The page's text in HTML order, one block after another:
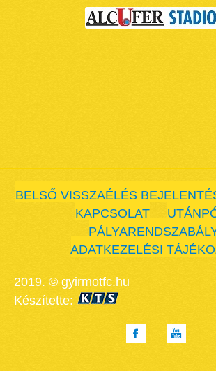
BELSŐ VISSZAÉLÉS
KAPCSOLAT
ADATKEZELÉSI
2019. © gyirmotfc.hu
Készítette: